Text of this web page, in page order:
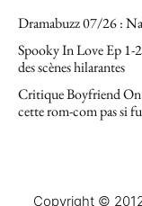
Dramabuzz 07/26 :
Spooky In Love Ep 1-
des scènes hilarantes
Critique Boyfriend On
cette rom-com pas si
Copyright ©